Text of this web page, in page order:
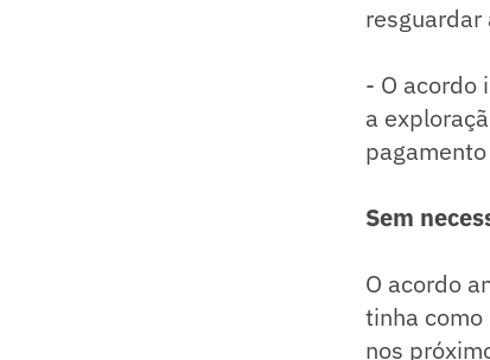
resguardar
- O acordo
a
Sem
O acordo
tinha
nos